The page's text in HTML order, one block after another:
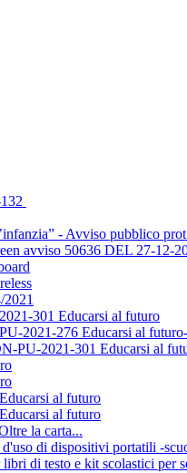
- Avviso pubblico
avviso 50636 DEL 27-12-
301 Educarsi al futuro
2021-276 Educarsi al futuro-
PU-2021-301 Educarsi al
al futuro
al futuro
la carta...
di dispositivi portatili -
di testo e kit scolastici per